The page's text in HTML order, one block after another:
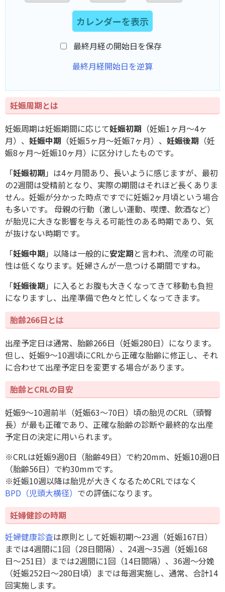
最終月経の開始日を保存
最終月経開始日を逆算
妊娠周期とは
妊娠周期は妊娠期間に応じて妊娠初期 （妊娠1ヶ月〜4ヶ
月）、 妊娠中期 （妊娠5ヶ月〜妊娠7ヶ月）、 妊娠後期 （妊
娠8ヶ月〜妊娠10ヶ月）に区分けしたものです。
「妊娠初期 」は4ヶ月間あり、長いように感じますが、最初
の2週間は受精前となり、実際の期間はそれほど長くありま
せん。妊娠が分かった時点ですでに妊娠2ヶ月頃という場合
も多いです。 母親の行動（激しい運動、喫煙、飲酒など）
が胎児に大きな影響を与える可能性のある時期であり、気
が抜けない時期です。
「妊娠中期 」以降は一般的に安定期と言われ、流産の可能
性は低くなります。妊婦さんが一息つける期間ですね。
「妊娠後期 」に入るとお腹も大きくなってきて移動も負担
になりますし、出産準備で色々と忙しくなってきます。
胎齢266日とは
出産予定日は通常、胎齢266日（妊娠280日）になります。
但し、妊娠9〜10週頃にCRLから正確な胎齢に修正し、それ
に合わせて出産予定日を変更する場合があります。
胎齢とCRLの目安
妊娠9〜10週前半（妊娠63〜70日）頃の胎児のCRL（頭臀
長）が最も正確であり、正確な胎齢の診断や最終的な出産
予定日の決定に用いられます。
※CRLは妊娠9週0日（胎齢49日）で約20mm、妊娠10週0日
（胎齢56日）で約30mmです。
※妊娠10週以降は胎児が大きくなるためCRLではなく
BPD（児頭大横径） での評価になります。
妊婦健診の時期
妊婦健康診査は原則として妊娠初期〜23週（妊娠167日）
までは4週間に1回（28日間隔）、24週〜35週（妊娠168
日〜251日）までは2週間に1回（14日間隔）、36週〜分娩
（妊娠252日〜280日頃）までは毎週実施し、通常、合計14
回実施します。